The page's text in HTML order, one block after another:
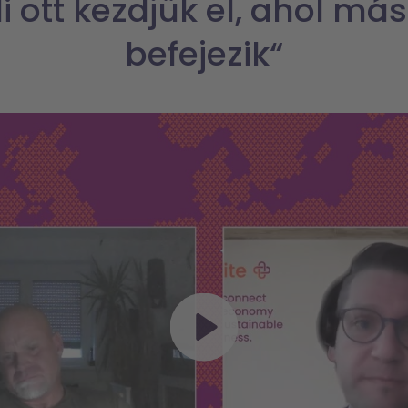
ott kezdjük el, ahol
befejezik“
Play